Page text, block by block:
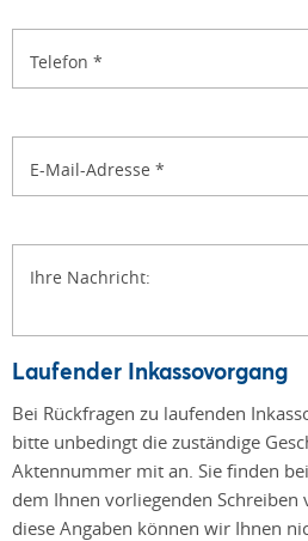
Telefon *
E-Mail-Adresse *
Ihre Nachricht:
Laufender Inkassovorgang
Bei Rückfragen zu laufenden
bitte unbedingt die zuständige
Aktennummer mit an. Sie finden
dem Ihnen vorliegenden
diese Angaben können wir Ihnen